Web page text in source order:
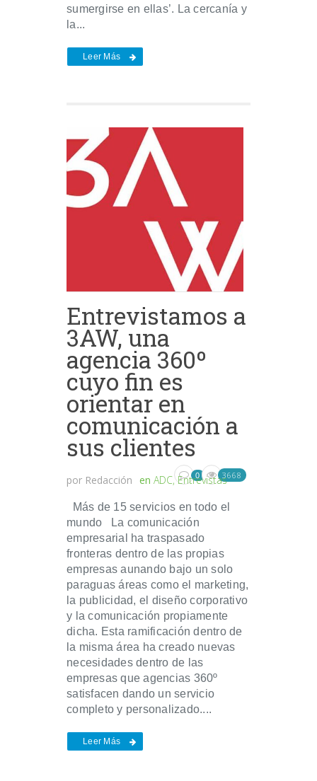
sumergirse en ellas’. La cercanía y
la...
Leer Más
Entrevistamos a
3AW, una
agencia 360º
cuyo fin es
orientar en
comunicación a
sus clientes
por Redacción en ADC,Entrevistas
0 3668
Más de 15 servicios en todo el
mundo La comunicación
empresarial ha traspasado
fronteras dentro de las propias
empresas aunando bajo un solo
paraguas áreas como el marketing,
la publicidad, el diseño corporativo
y la comunicación propiamente
dicha. Esta ramificación dentro de
la misma área ha creado nuevas
necesidades dentro de las
empresas que agencias 360º
satisfacen dando un servicio
completo y personalizado....
Leer Más